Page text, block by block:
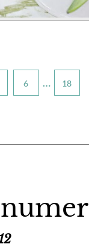
6 … 18